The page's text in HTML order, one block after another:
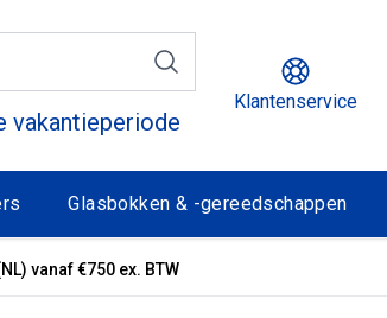
vakantieperiode
Klantenservice
Glasbokken & -gereedschappen
vanaf €750 ex. BTW